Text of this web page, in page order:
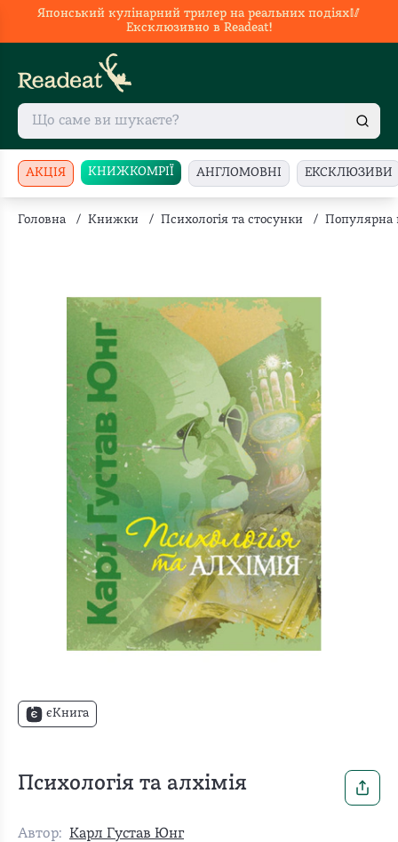
Японський кулінарний трилер на реальних подіях🥢
Ексклюзивно в Readeat!
АКЦІЯ КНИЖКОМРІЇ АНГЛОМОВНІ ЕКСКЛЮЗИВИ
Головна / Книжки / Психологія та стосунки / Популярна
єКнига
Психологія та алхімія
Автор: Карл Густав Юнг